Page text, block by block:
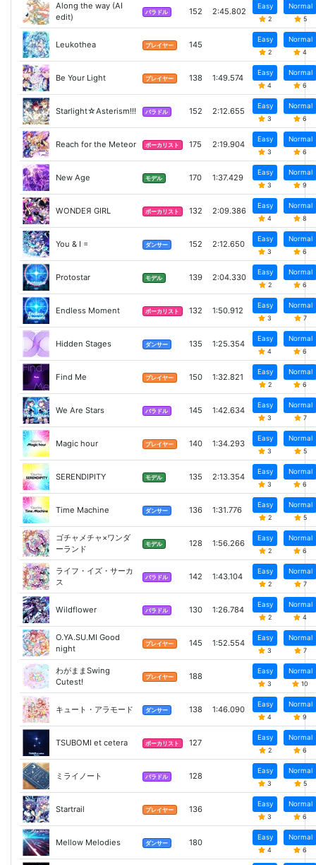
Along the way (AI
edit)
バラドル 152 2:45.802
Easy
2
Normal
5
Leukothea プレイヤー 145
Easy
2
Normal
4
Be Your Light プレイヤー 138 1:49.574
Easy
4
Normal
6
Starlight☆Asterism!!! バラドル 152 2:12.655
Easy
3
Normal
6
Reach for the Meteor ボーカリスト 175 2:19.904
Easy
3
Normal
6
New Age モデル 170 1:37.429
Easy
3
Normal
9
WONDEЯ GIRL ボーカリスト 132 2:09.386
Easy
4
Normal
8
You & I = ダンサー 152 2:12.650
Easy
3
Normal
6
Protostar モデル 139 2:04.330
Easy
2
Normal
6
Endless Moment ボーカリスト 132 1:50.912
Easy
3
Normal
7
Hidden Stages ダンサー 135 1:25.354
Easy
4
Normal
6
Find Me プレイヤー 150 1:32.821
Easy
2
Normal
6
We Are Stars バラドル 145 1:42.634
Easy
3
Normal
7
Magic hour プレイヤー 140 1:34.293
Easy
3
Normal
5
SERENDIPITY モデル 135 2:13.354
Easy
3
Normal
6
Time Machine ダンサー 136 1:31.776
Easy
2
Normal
5
ゴチャメチャ×ワンダ
ーランド
モデル 128 1:56.266
Easy
2
Normal
6
ライフ・イズ・サーカ
ス
バラドル 142 1:43.104
Easy
2
Normal
7
Wildflower バラドル 130 1:26.784
Easy
2
Normal
4
O.YA.SU.MI Good
night
プレイヤー 145 1:52.554
Easy
3
Normal
7
わがままSwing
Cutest!
プレイヤー 188
Easy
3
Normal
10
キュート・アラモード ダンサー 138 1:46.090
Easy
4
Normal
9
TSUBOMI et cetera ボーカリスト 127
Easy
2
Normal
6
ミライノート バラドル 128
Easy
3
Normal
5
Startrail プレイヤー 136
Easy
3
Normal
6
Mellow Melodies ダンサー 180
Easy
4
Normal
6